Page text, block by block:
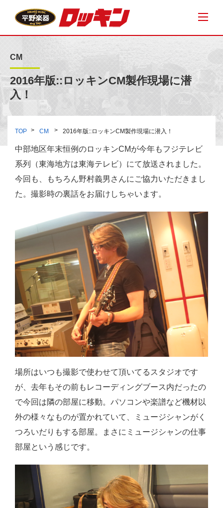
CM
2016年版::ロッキンCM製作現場に潜
入！
TOP CM 2016年版::ロッキンCM製作現場に潜入！
中部地区年末恒例のロッキンCMが今年もフジテレビ
系列（東海地方は東海テレビ）にて放送されました。
今回も、もちろん野村義男さんにご協力いただきまし
た。撮影時の裏話をお届けしちゃいます。
場所はいつも撮影で使わせて頂いてるスタジオです
が、去年もその前もレコーディングブース内だったの
で今回は隣の部屋に移動。パソコンや楽譜など機材以
外の様々なものが置かれていて、ミュージシャンがく
つろいだりもする部屋。まさにミュージシャンの仕事
部屋という感じです。